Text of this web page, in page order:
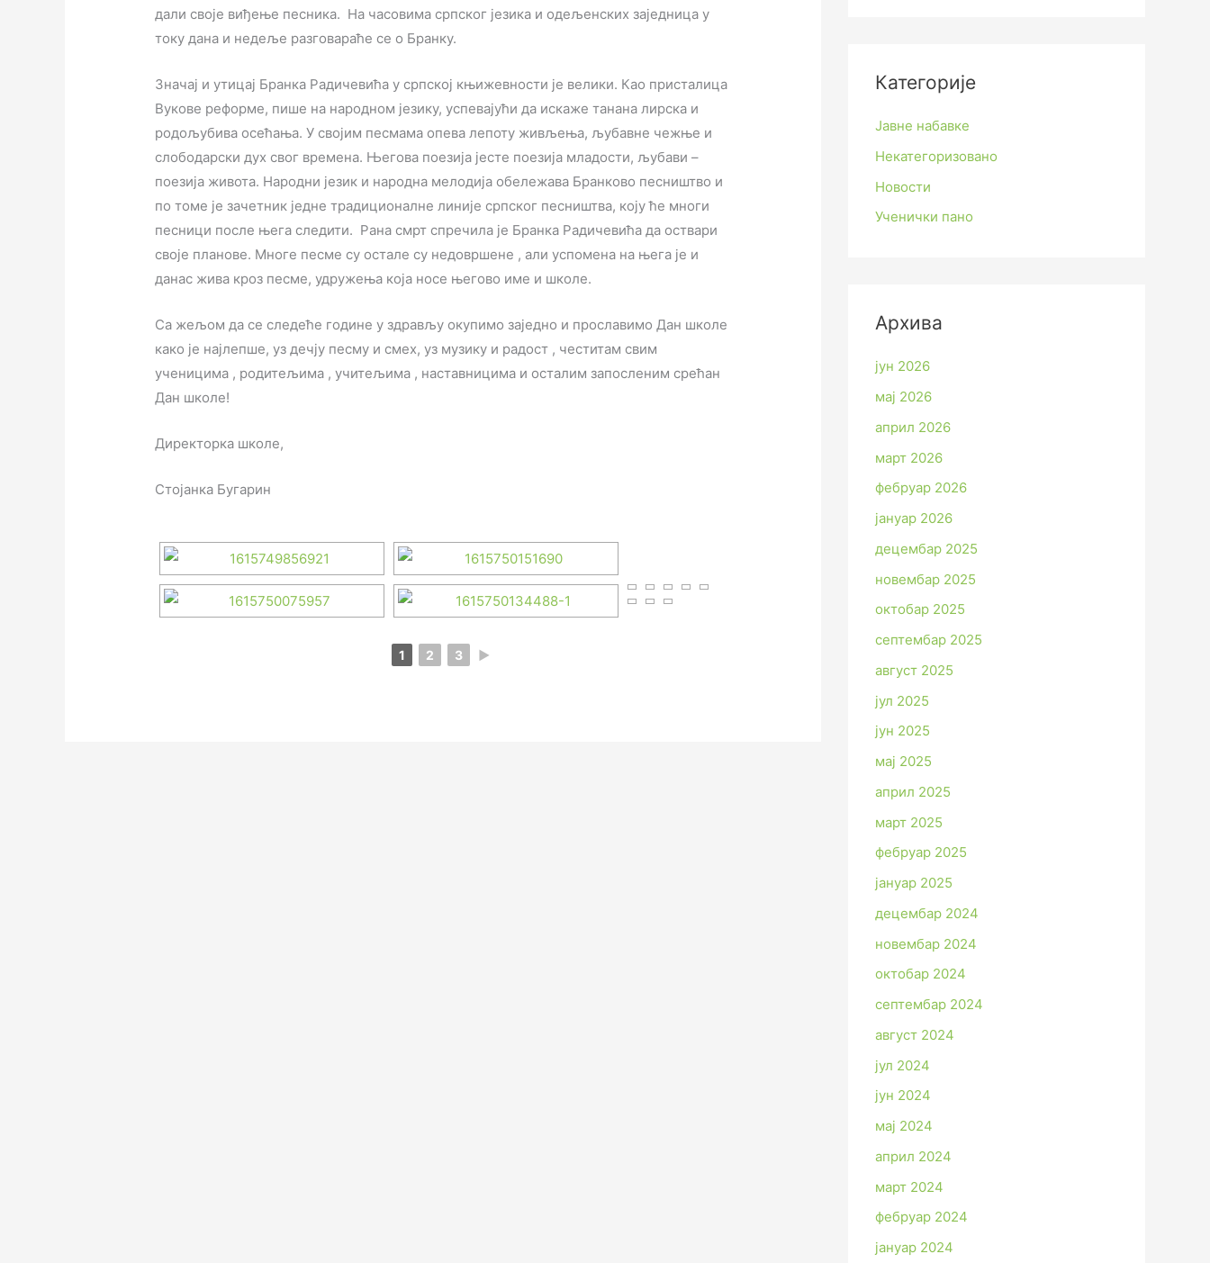
дали своје виђење песника. На часовима српског језика и одељенских заједница у
току дана и недеље разговараће се о Бранку.
Значај и утицај Бранка Радичевића у српској књижевности је велики. Као присталица
Вукове реформе, пише на народном језику, успевајући да искаже танана лирска и
родољубива осећања. У својим песмама опева лепоту живљења, љубавне чежње и
слободарски дух свог времена. Његова поезија јесте поезија младости, љубави –
поезија живота. Народни језик и народна мелодија обележава Бранково песништво и
по томе је зачетник једне традиционалне линије српског песништва, коју ће многи
песници после њега следити. Рана смрт спречила је Бранка Радичевића да оствари
своје планове. Многе песме су остале су недовршене , али успомена на њега је и
данас жива кроз песме, удружења која носе његово име и школе.
Са жељом да се следеће године у здрављу окупимо заједно и прославимо Дан школе
како је најлепше, уз дечју песму и смех, уз музику и радост , честитам свим
ученицима , родитељима , учитељима , наставницима и осталим запосленим срећан
Дан школе!
Директорка школе,
Стојанка Бугарин
1 2 3 ►
Категорије
Јавне набавке
Некатегоризовано
Новости
Ученички пано
Архива
јун 2026
мај 2026
април 2026
март 2026
фебруар 2026
јануар 2026
децембар 2025
новембар 2025
октобар 2025
септембар 2025
август 2025
јул 2025
јун 2025
мај 2025
април 2025
март 2025
фебруар 2025
јануар 2025
децембар 2024
новембар 2024
октобар 2024
септембар 2024
август 2024
јул 2024
јун 2024
мај 2024
април 2024
март 2024
фебруар 2024
јануар 2024